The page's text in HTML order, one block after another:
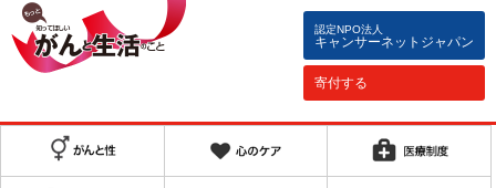
認定NPO法人
キャンサーネットジャパン
寄付する